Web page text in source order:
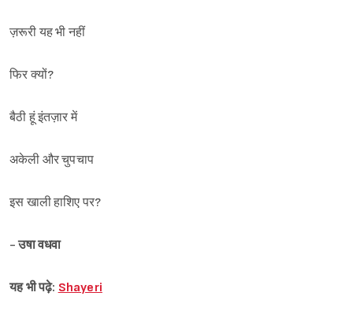
ज़रूरी यह भी नहीं
फिर क्यों?
बैठी हूं इंतज़ार में
अकेली और चुपचाप
इस खाली हाशिए पर?
-उषा वधवा
यह भी पढ़े: Shayeri